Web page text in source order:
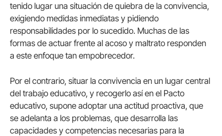
tenido lugar una situación de quiebra de la convivencia,
exigiendo medidas inmediatas y pidiendo
responsabilidades por lo sucedido. Muchas de las
formas de actuar frente al acoso y maltrato responden
a este enfoque tan empobrecedor.
Por el contrario, situar la convivencia en un lugar central
del trabajo educativo, y recogerlo así en el Pacto
educativo, supone adoptar una actitud proactiva, que
se adelanta a los problemas, que desarrolla las
capacidades y competencias necesarias para la